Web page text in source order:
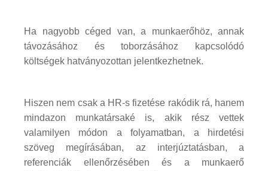
Ha nagyobb céged van, a munkaerőhöz, annak
távozásához és toborzásához kapcsolódó
költségek hatványozottan jelentkezhetnek.
Hiszen nem csak a HR-s fizetése rakódik rá, hanem
mindazon munkatársaké is, akik rész vettek
valamilyen módon a folyamatban, a hirdetési
szöveg megírásában, az interjúztatásban, a
referenciák ellenőrzésében és a munkaerő